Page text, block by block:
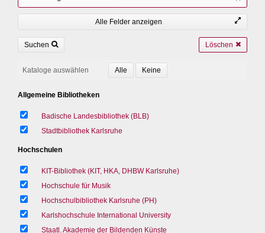
Alle Felder anzeigen
Suchen Löschen
Kataloge auswählen
Allgemeine Bibliotheken
Badische Landesbibliothek (BLB)
Stadtbibliothek Karlsruhe
Hochschulen
KIT-Bibliothek (KIT, HKA, DHBW Karlsruhe)
Hochschule für Musik
Hochschulbibliothek Karlsruhe (PH)
Karlshochschule International University
Staatl. Akademie der Bildenden Künste